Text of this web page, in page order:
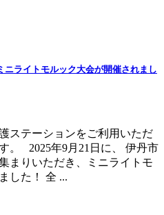
ニライトモルック大会が開催されまし
ステーションをご利用いただ
。 2025年9月21日に、 伊丹市
まりいただき、ミニライトモ
した！ 全 ...